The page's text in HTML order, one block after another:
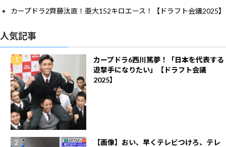
カープドラ2齊藤汰直！亜大152キロエース！【ドラフト会議2025】
人気記事
カープドラ6西川篤夢！「日本を代表する
遊撃手になりたい」【ドラフト会議
2025】
【画像】おい、早くテレビつけろ、テレ